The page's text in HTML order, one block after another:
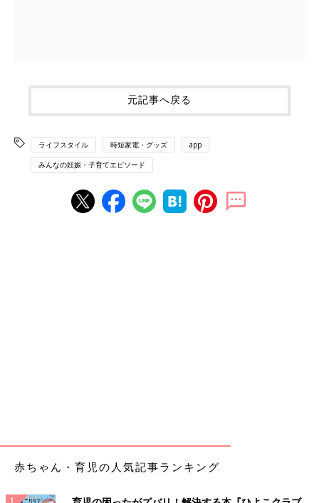
元記事へ戻る
ライフスタイル 時短家電・グッズ app
みんなの妊娠・子育てエピソード
赤ちゃん・育児の人気記事ランキング